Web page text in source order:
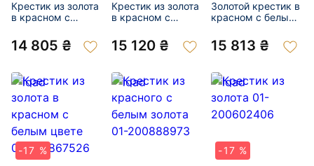
Крестик из золота
в красном с
200838994
14 805 ₴
Крестик из золота
в красном с
200999595
15 120 ₴
Золотой крестик в
красном с белым
200997701
15 813 ₴
-17 %
-17 %